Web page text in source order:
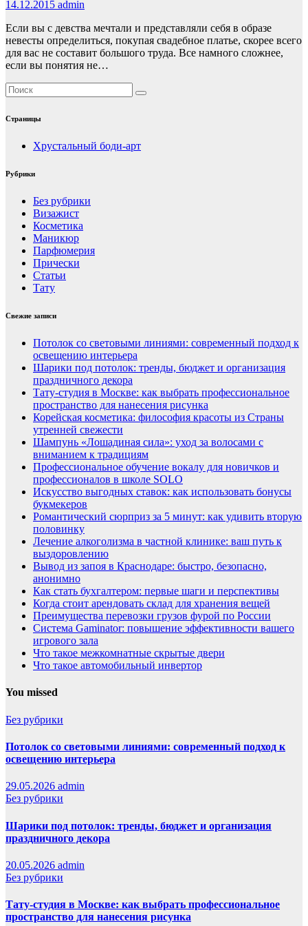
14.12.2015 admin
Если вы с девства мечтали и представляли себя в образе
невесты определиться, покупая свадебное платье, скорее всего
для вас не составит большого труда. Все намного сложнее,
если вы понятия не…
Страницы
Хрустальный боди-арт
Рубрики
Без рубрики
Визажист
Косметика
Маникюр
Парфюмерия
Прически
Статьи
Тату
Свежие записи
Потолок со световыми линиями: современный подход к
освещению интерьера
Шарики под потолок: тренды, бюджет и организация
праздничного декора
Тату-студия в Москве: как выбрать профессиональное
пространство для нанесения рисунка
Корейская косметика: философия красоты из Страны
утренней свежести
Шампунь «Лошадиная сила»: уход за волосами с
вниманием к традициям
Профессиональное обучение вокалу для новичков и
профессионалов в школе SOLO
Искусство выгодных ставок: как использовать бонусы
букмекеров
Романтический сюрприз за 5 минут: как удивить вторую
половинку
Лечение алкоголизма в частной клинике: ваш путь к
выздоровлению
Вывод из запоя в Краснодаре: быстро, безопасно,
анонимно
Как стать бухгалтером: первые шаги и перспективы
Когда стоит арендовать склад для хранения вещей
Преимущества перевозки грузов фурой по России
Система Gaminator: повышение эффективности вашего
игрового зала
Что такое межкомнатные скрытые двери
Что такое автомобильный инвертор
You missed
Без рубрики
Потолок со световыми линиями: современный подход к
освещению интерьера
29.05.2026 admin
Без рубрики
Шарики под потолок: тренды, бюджет и организация
праздничного декора
20.05.2026 admin
Без рубрики
Тату-студия в Москве: как выбрать профессиональное
пространство для нанесения рисунка